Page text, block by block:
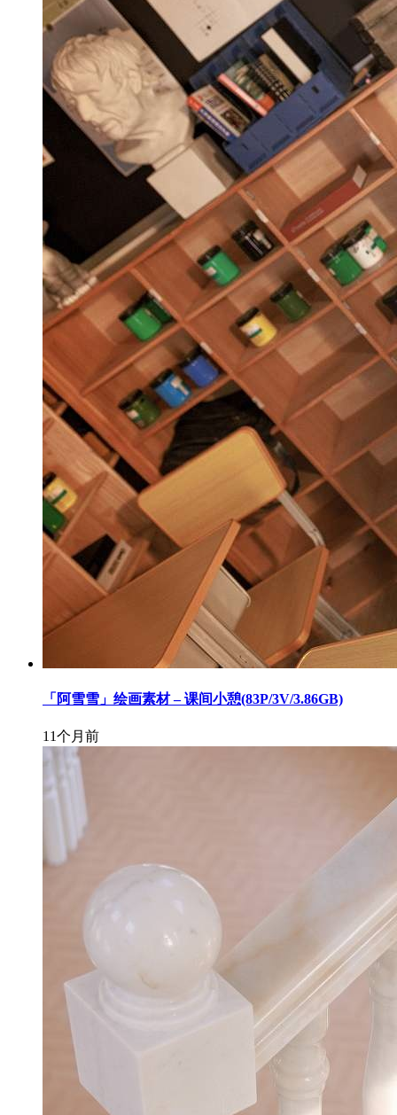
「阿雪雪」绘画素材 – 课间小憩(83P/3V/3.86GB)
11个月前